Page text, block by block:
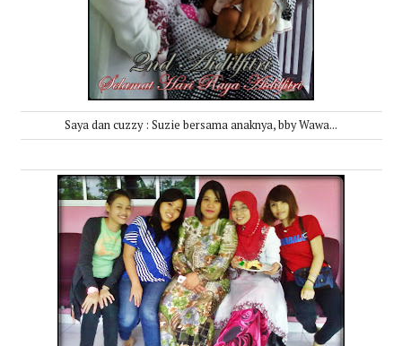
Saya dan cuzzy : Suzie bersama anaknya, bby Wawa...